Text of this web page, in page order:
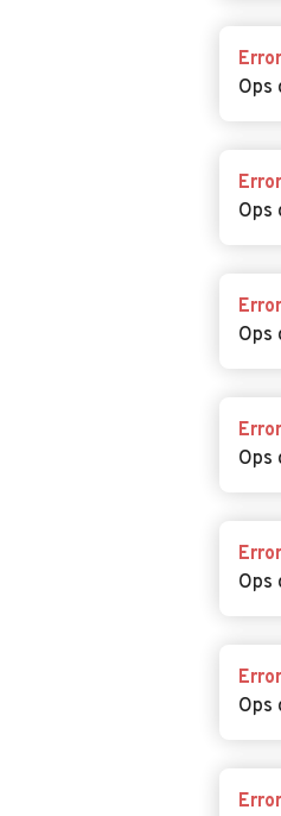
Error
Ops
Error
Ops
Error
Ops
Error
Ops
Error
Ops
Error
Ops
Error